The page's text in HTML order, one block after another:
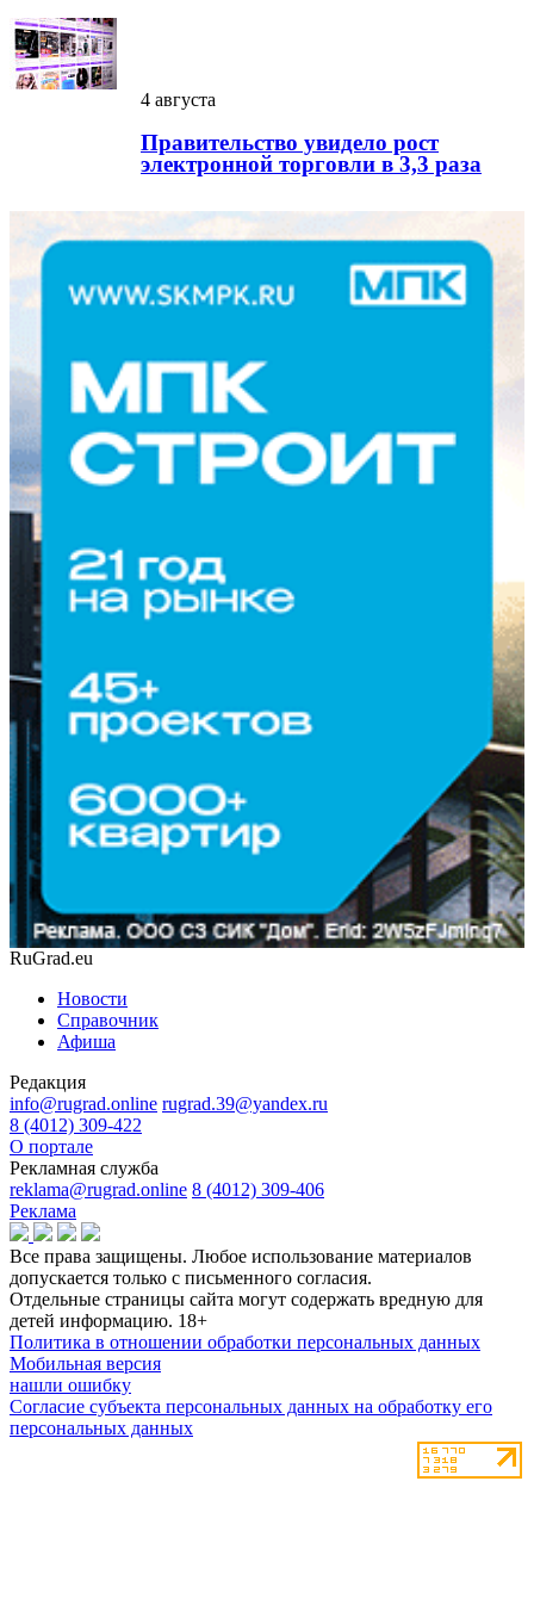
4 августа
Правительство увидело рост
электронной торговли в 3,3 раза
RuGrad.eu
Новости
Справочник
Афиша
Редакция
info@rugrad.online rugrad.39@yandex.ru
8 (4012) 309-422
О портале
Рекламная служба
reklama@rugrad.online 8 (4012) 309-406
Реклама
Все права защищены. Любое использование материалов
допускается только с письменного согласия.
Отдельные страницы сайта могут содержать вредную для
детей информацию. 18+
Политика в отношении обработки персональных данных
Мобильная версия
нашли ошибку
Согласие субъекта персональных данных на обработку его
персональных данных